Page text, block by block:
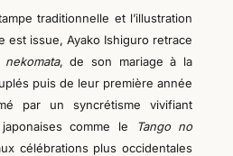
traditionnelle et l’illustration
est issue, Ayako Ishiguro retrace
nekomata, de son mariage à la
puis de leur première année
par un syncrétisme vivifiant
comme le
Tango no
célébrations plus occidentales